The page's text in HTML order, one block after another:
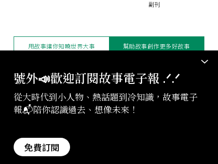
號外📣歡迎訂閱故事電子報 .ᐟ‪‪.ᐟ
從大時代到小人物、熱話題到冷知識，故事電子
報📬陪你認識過去、想像未來！
免費訂閱
副刊
版權聲明與轉載規範
授權與合作：contact@storystudio.tw
StoryStudio Inc. All Rights Reserved.
用故事讓你知曉世界大事 幫助故事創作更多好故事